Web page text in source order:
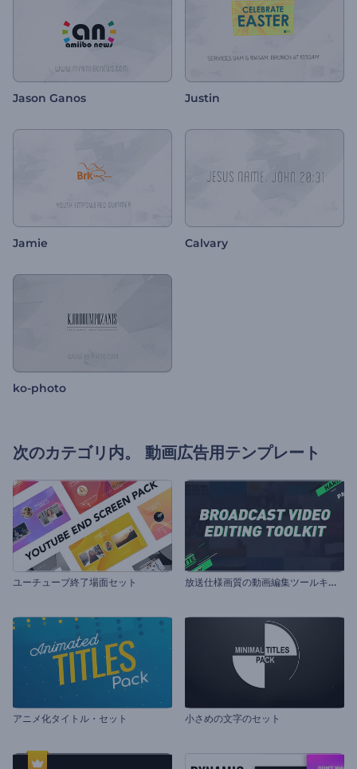
Jason Ganos Justin
Jamie Calvary
ko-photo
次のカテゴリ内。 動画広告用テンプレート
ユーチューブ終了場面セット 放
送仕様画質の動画編集ツールキット
アニメ化タイトル・セット 小さめの文字のセット